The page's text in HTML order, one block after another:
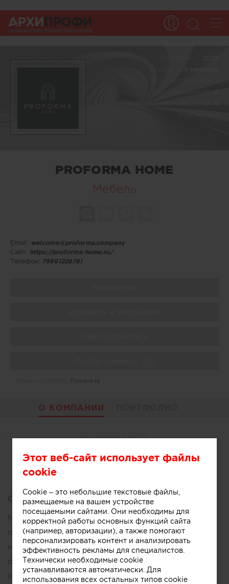
Email: welcome@proforma.company
Сайт: https://proforma-home.ru/
Телефон: 79891228781
PROFORMA HOME
Мебель
О КОМПАНИИ
О КОМПАНИИ
Сегодня Участники
Описание:
Мы тщательно контролируем каждый этап
производства, начиная от выбора
материалов и заканчивая финальной
отделкой, чтобы гарантировать высокое
качество нашей продукции. Благодаря
Этот веб-сайт использует файлы
cookie
Cookie – это небольшие текстовые файлы,
размещаемые на вашем устройстве
посещаемыми сайтами. Они необходимы для
корректной работы основных функций сайта
(например, авторизации), а также помогают
персонализировать контент и анализировать
эффективность рекламы для специалистов.
Технически необходимые cookie
устанавливаются автоматически. Для
использования всех остальных типов cookie